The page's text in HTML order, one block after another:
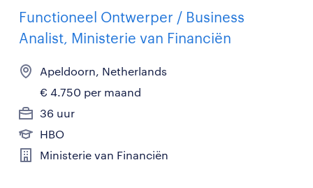
Functioneel Ontwerper / Business
Analist, Ministerie van Financiën
Apeldoorn, Netherlands
€ 4.750 per maand
36 uur
HBO
Ministerie van Financiën